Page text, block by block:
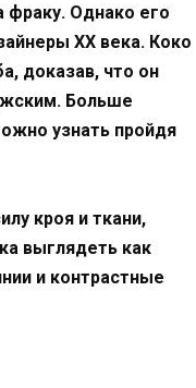
фраку. Однако его
XX века. Коко
доказав, что он
Больше
узнать пройдя
кроя и ткани,
выглядеть как
и контрастные